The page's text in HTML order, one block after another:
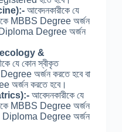
আবেদনকারীকে যে
থেকে MBBS Degree অর্জন
Degree অর্জন
&
যে কোন স্বীকৃত
Degree অর্জন করতে হবে বা
করতে হবে।
আবেদনকারীকে যে
থেকে MBBS Degree অর্জন
Diploma Degree অর্জন